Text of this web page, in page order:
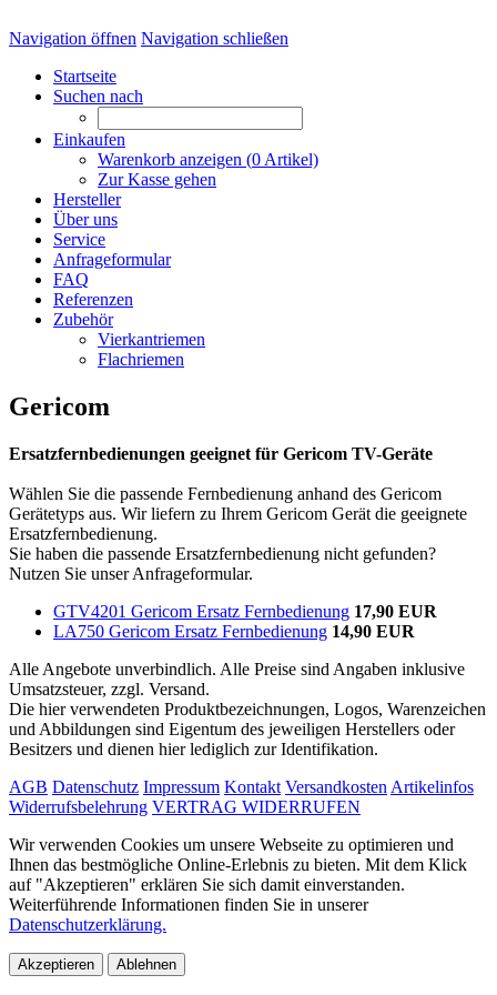
Navigation öffnen Navigation schließen
Startseite
Suchen nach
Einkaufen
Warenkorb anzeigen (0 Artikel)
Zur Kasse gehen
Hersteller
Über uns
Service
Anfrageformular
FAQ
Referenzen
Zubehör
Vierkantriemen
Flachriemen
Gericom
Ersatzfernbedienungen geeignet für Gericom TV-Geräte
Wählen Sie die passende Fernbedienung anhand des Gericom
Gerätetyps aus. Wir liefern zu Ihrem Gericom Gerät die geeignete
Ersatzfernbedienung.
Sie haben die passende Ersatzfernbedienung nicht gefunden?
Nutzen Sie unser Anfrageformular.
GTV4201 Gericom Ersatz Fernbedienung 17,90 EUR
LA750 Gericom Ersatz Fernbedienung 14,90 EUR
Alle Angebote unverbindlich. Alle Preise sind Angaben inklusive
Umsatzsteuer, zzgl. Versand.
Die hier verwendeten Produktbezeichnungen, Logos, Warenzeichen
und Abbildungen sind Eigentum des jeweiligen Herstellers oder
Besitzers und dienen hier lediglich zur Identifikation.
AGB Datenschutz Impressum Kontakt Versandkosten Artikelinfos
Widerrufsbelehrung VERTRAG WIDERRUFEN
Wir verwenden Cookies um unsere Webseite zu optimieren und
Ihnen das bestmögliche Online-Erlebnis zu bieten. Mit dem Klick
auf "Akzeptieren" erklären Sie sich damit einverstanden.
Weiterführende Informationen finden Sie in unserer
Datenschutzerklärung.
Akzeptieren Ablehnen